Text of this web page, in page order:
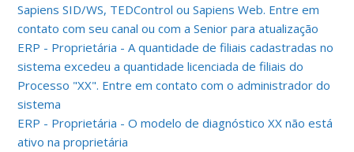
Sapiens SID/WS, TEDControl ou Sapiens Web. Entre em
contato com seu canal ou com a Senior para atualização
ERP - Proprietária - A quantidade de filiais cadastradas no
sistema excedeu a quantidade licenciada de filiais do
Processo "XX". Entre em contato com o administrador do
sistema
ERP - Proprietária - O modelo de diagnóstico XX não está
ativo na proprietária